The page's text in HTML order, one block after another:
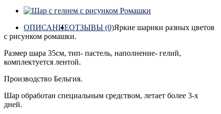
ОПИСАНИЕОТЗЫВЫ (0)Яркие шарики разных цветов
с рисунком ромашки.
Размер шара 35см, тип- пастель, наполнение- гелий,
комплектуется лентой.
Производство Бельгия.
Шар обработан специальным средством, летает более 3-х
дней.